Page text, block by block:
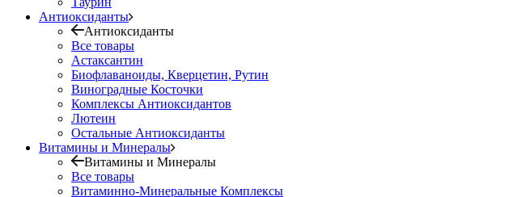
Антиоксиданты
Антиоксиданты
Все товары
Астаксантин
Биофлаваноиды, Кверцетин, Рутин
Виноградные Косточки
Комплексы Антиоксидантов
Лютеин
Остальные Антиоксиданты
Витамины и Минералы
Витамины и Минералы
Все товары
Витаминно-Минеральные Комплексы